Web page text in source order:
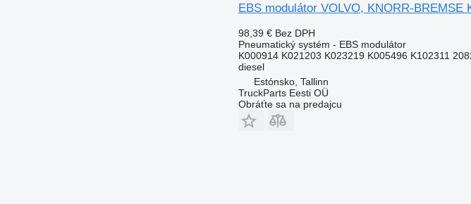
EBS modulátor VOLVO, KNORR-BREMSE
98,39 € Bez DPH
Pneumatický systém - EBS modulátor
K000914 K021203 K023219 K005496 K102311
diesel
Estónsko, Tallinn
TruckParts Eesti OÜ
Obráťte sa na predajcu